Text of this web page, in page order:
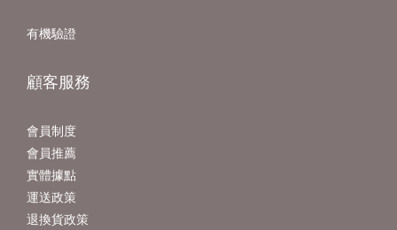
有機驗證
顧客服務
會員制度
會員推薦
實體據點
運送政策
退換貨政策